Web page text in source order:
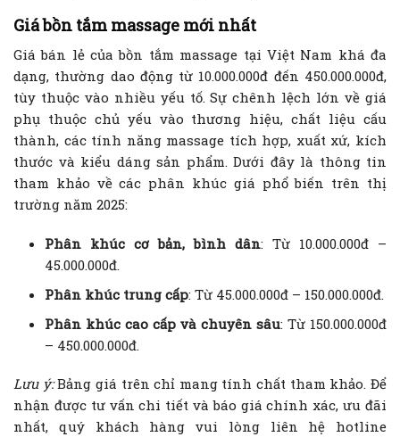
Giá bồn tắm massage mới nhất
Giá bán lẻ của bồn tắm massage tại Việt Nam khá đa
dạng, thường dao động từ 10.000.000đ đến 450.000.000đ,
tùy thuộc vào nhiều yếu tố. Sự chênh lệch lớn về giá
phụ thuộc chủ yếu vào thương hiệu, chất liệu cấu
thành, các tính năng massage tích hợp, xuất xứ, kích
thước và kiểu dáng sản phẩm. Dưới đây là thông tin
tham khảo về các phân khúc giá phổ biến trên thị
trường năm 2025:
Phân khúc cơ bản, bình dân: Từ 10.000.000đ –
45.000.000đ.
Phân khúc trung cấp: Từ 45.000.000đ – 150.000.000đ.
Phân khúc cao cấp và chuyên sâu: Từ 150.000.000đ
– 450.000.000đ.
Lưu ý:Bảng giá trên chỉ mang tính chất tham khảo. Để
nhận được tư vấn chi tiết và báo giá chính xác, ưu đãi
nhất, quý khách hàng vui lòng liên hệ hotline